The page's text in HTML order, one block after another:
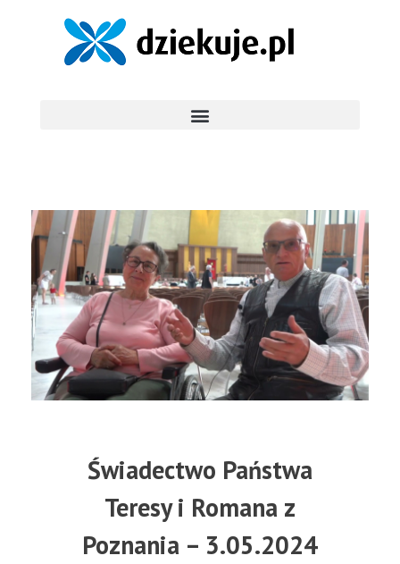
Świadectwo Państwa
Teresy i Romana z
Poznania – 3.05.2024